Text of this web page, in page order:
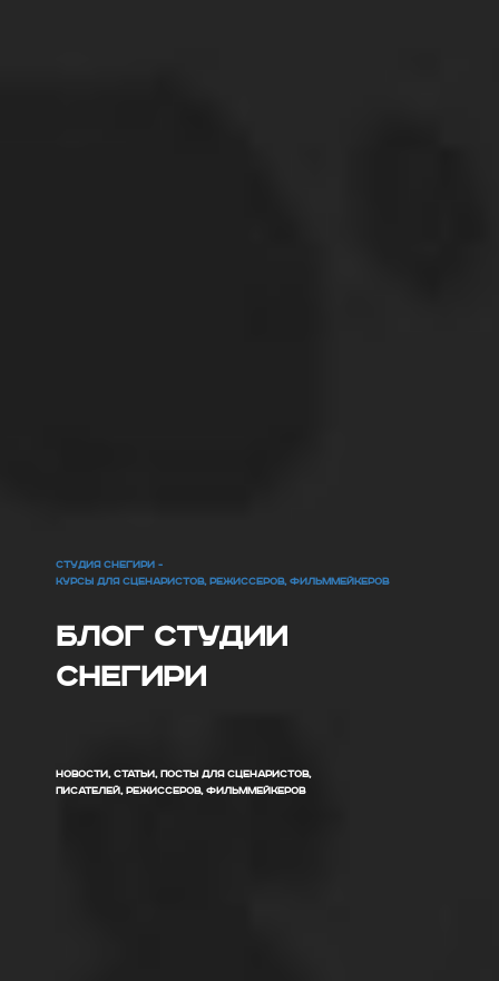
СТУДИЯ СНЕГИРИ -
КУРСЫ ДЛЯ СЦЕНАРИСТОВ, РЕЖИССЕРОВ, ФИЛЬММЕЙКЕРОВ
Блог Студии
Снегири
НОВОСТИ, СТАТЬИ, ПОСТЫ ДЛЯ СЦЕНАРИСТОВ,
ПИСАТЕЛЕЙ, РЕЖИССЕРОВ, ФИЛЬММЕЙКЕРОВ